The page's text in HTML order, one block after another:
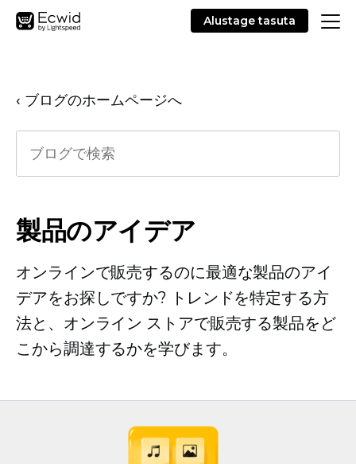
Alustage tasuta
‹ ブログのホームページへ
製品のアイデア
オンラインで販売するのに最適な製品のアイ
デアをお探しですか? トレンドを特定する方
法と、オンライン ストアで販売する製品をど
こから調達するかを学びます。